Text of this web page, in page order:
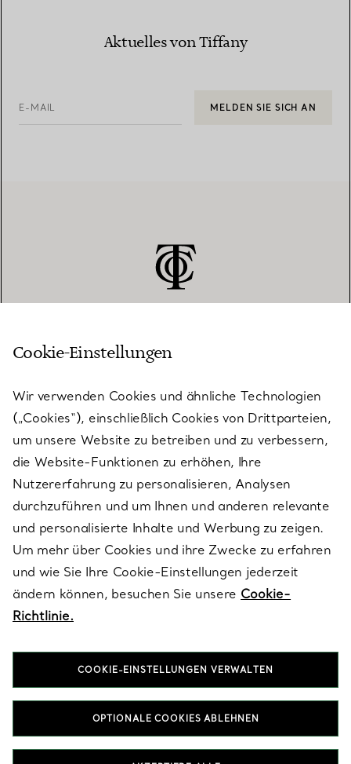
Aktuelles von Tiffany
E-MAIL MELDEN SIE SICH AN
KUNDENSERVICE
SERVICES
ÜBER TIFFANY & CO.
RECHTLICHE HINWEISE
FOLGEN SIE UNS
T&Co. 2026
Cookie-Einstellungen
Wir verwenden Cookies und ähnliche Technologien
(„Cookies“), einschließlich Cookies von Drittparteien,
um unsere Website zu betreiben und zu verbessern,
die Website-Funktionen zu erhöhen, Ihre
Nutzererfahrung zu personalisieren, Analysen
durchzuführen und um Ihnen und anderen relevante
und personalisierte Inhalte und Werbung zu zeigen.
Um mehr über Cookies und ihre Zwecke zu erfahren
und wie Sie Ihre Cookie-Einstellungen jederzeit
ändern können, besuchen Sie unsere Cookie-
Richtlinie.
COOKIE-EINSTELLUNGEN VERWALTEN
OPTIONALE COOKIES ABLEHNEN